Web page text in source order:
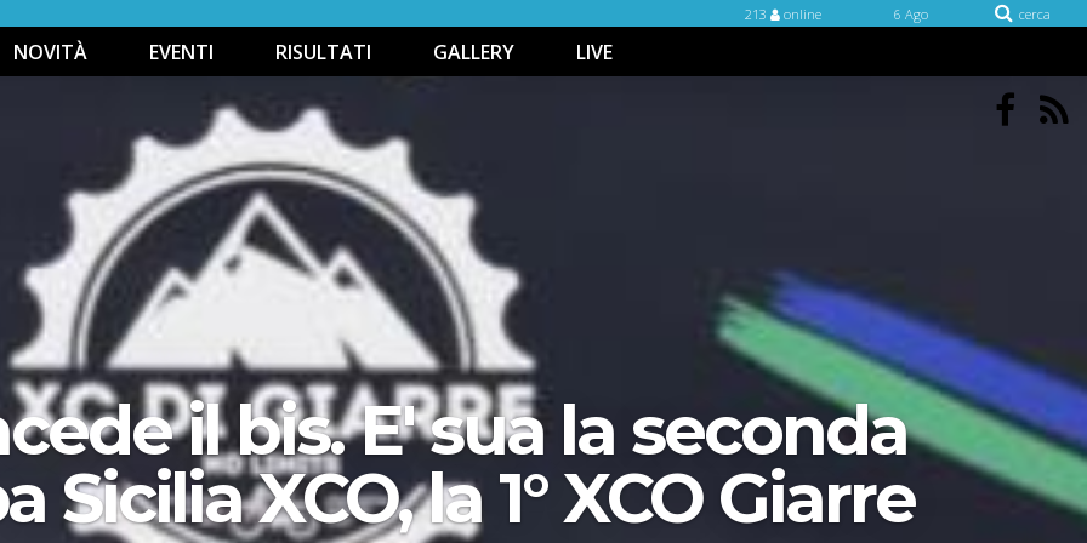
cerca
6 Ago
213 online
NOVITÀ EVENTI RISULTATI GALLERY LIVE
il bis. E' sua la seconda
Sicilia XCO, la 1° XCO Giarre